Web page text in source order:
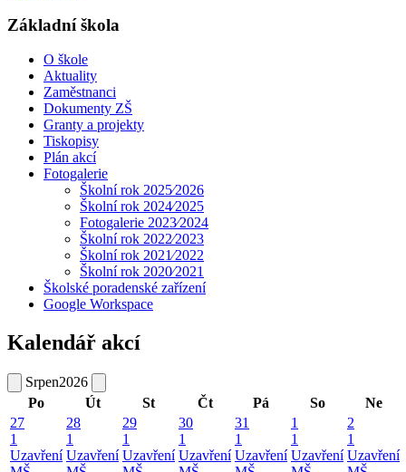
Základní škola
O škole
Aktuality
Zaměstnanci
Dokumenty ZŠ
Granty a projekty
Tiskopisy
Plán akcí
Fotogalerie
Školní rok 2025⁄2026
Školní rok 2024⁄2025
Fotogalerie 2023⁄2024
Školní rok 2022⁄2023
Školní rok 2021⁄2022
Školní rok 2020⁄2021
Školské poradenské zařízení
Google Workspace
Kalendář akcí
Srpen2026
Po
Út St Čt Pá So
Ne
27
1
Uzavření
28
1
Uzavření
29
1
Uzavření
30
1
Uzavření
31
1
Uzavření
1
1
Uzavření
2
1
Uzavření